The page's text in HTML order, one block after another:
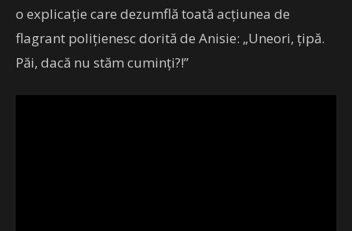
o explicație care dezumflă toată acțiunea de
flagrant polițienesc dorită de Anisie: „Uneori, ţipă.
Păi, dacă nu stăm cuminţi?!”